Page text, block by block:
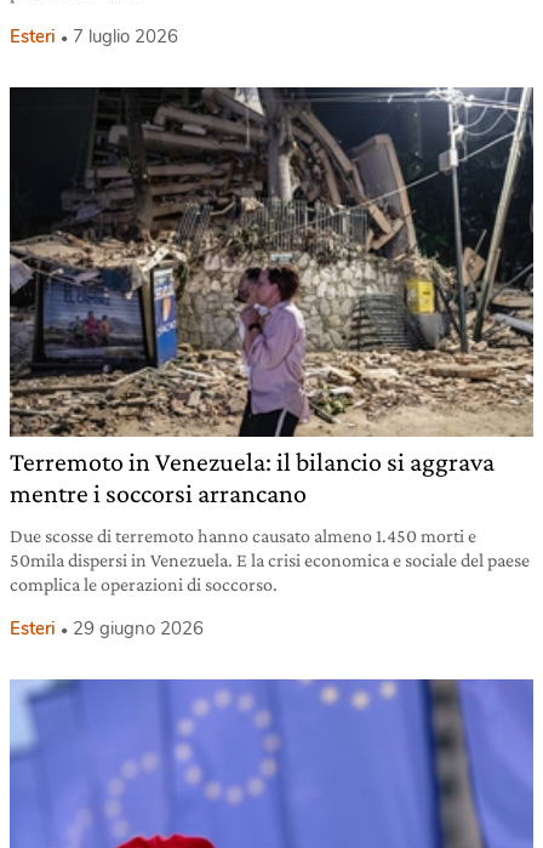
Esteri 7 luglio 2026
Terremoto in Venezuela: il bilancio si aggrava
mentre i soccorsi arrancano
Due scosse di terremoto hanno causato almeno 1.450 morti e
50mila dispersi in Venezuela. E la crisi economica e sociale del paese
complica le operazioni di soccorso.
Esteri 29 giugno 2026